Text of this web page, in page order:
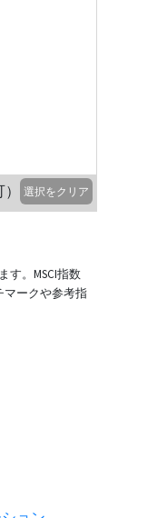
選択をクリア
す。MSCI指数
ークや参考指